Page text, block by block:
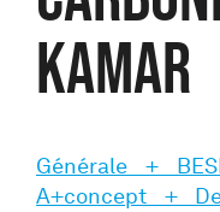
Kamar
Générale +
A+concept +